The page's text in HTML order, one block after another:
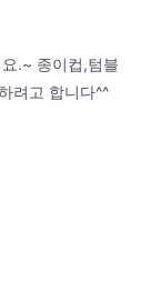
.~ 종이컵,텀블
려고 합니다^^